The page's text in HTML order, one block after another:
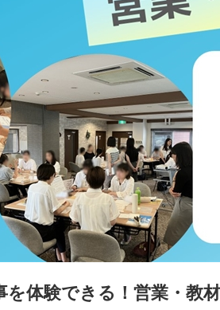
体験できる！営業・教